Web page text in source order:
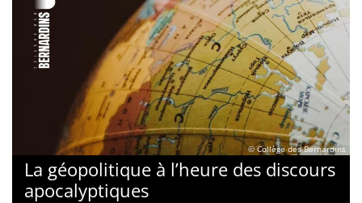
© Collège des Bernardins
La géopolitique à l’heure des discours
apocalyptiques